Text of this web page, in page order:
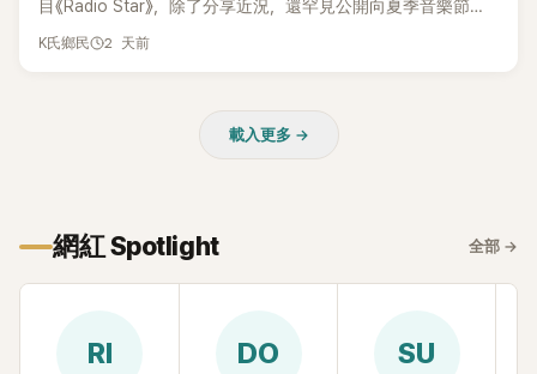
當年情況，李智惠終於鬆口坦言，當時確實被質疑動過隆胸手
術。她回憶：「拍了比基尼照片之後，就開始被說是不是去隆乳
了。」為了澄清誤會，她只好親自站出來說清楚。 李智惠進一步
想，既然一直說我有做，那我乾脆把腋下給大家看，證明我根
機前，面對媒體擺出各種姿勢，畫面至今仍被網友津津樂道。
這段為平息爭議、直接公開腋下畫面自證清白的往事再度被提
起，節目現場立刻充滿驚呼聲與笑聲，也再次讓人見識到她面
比基尼照」，再次重提這段至今仍被粉絲視為黑歷史代表作的事
目《Radio Star》，除了分享近況，還罕見公開向夏季音樂節
Waterbomb喊話，笑稱自己至今從未受邀演出，更幽默表示：
K氏鄉民 2 天前
載入更多 →
網紅 Spotlight 全部 →
RI DO SU